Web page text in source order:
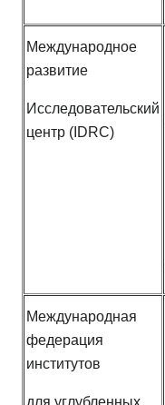
Международное
развитие
Исследовательский
центр (IDRC)
Международная
федерация
институтов
для углубленных